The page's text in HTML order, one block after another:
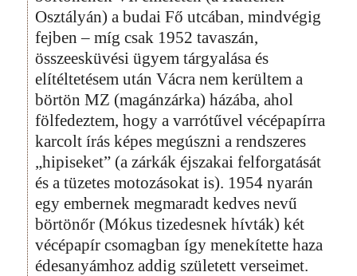
Osztályán) a budai Fő utcában, mindvégig
fejben – míg csak 1952 tavaszán,
összeesküvési ügyem tárgyalása és
elítéltetésem után Vácra nem kerültem a
börtön MZ (magánzárka) házába, ahol
fölfedeztem, hogy a varrótűvel vécépapírra
karcolt írás képes megúszni a rendszeres
„hipiseket” (a zárkák éjszakai felforgatását
és a tüzetes motozásokat is). 1954 nyarán
egy embernek megmaradt kedves nevű
börtönőr (Mókus tizedesnek hívták) két
vécépapír csomagban így menekítette haza
édesanyámhoz addig született verseimet.